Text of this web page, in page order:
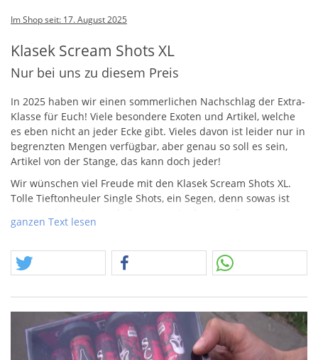
Im Shop seit: 17. August 2025
Klasek Scream Shots XL
Nur bei uns zu diesem Preis
In 2025 haben wir einen sommerlichen Nachschlag der Extra-
Klasse für Euch! Viele besondere Exoten und Artikel, welche
es eben nicht an jeder Ecke gibt. Vieles davon ist leider nur in
begrenzten Mengen verfügbar, aber genau so soll es sein,
Artikel von der Stange, das kann doch jeder!
Wir wünschen viel Freude mit den Klasek Scream Shots XL.
Tolle Tieftonheuler Single Shots, ein Segen, denn sowas ist
Screamshots von Funke wieder kommen, durch das völlig
ganzen Text lesen